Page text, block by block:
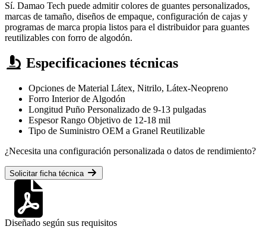
Sí. Damao Tech puede admitir colores de guantes personalizados,
marcas de tamaño, diseños de empaque, configuración de cajas y
programas de marca propia listos para el distribuidor para guantes
reutilizables con forro de algodón.
Especificaciones técnicas
Opciones de Material Látex, Nitrilo, Látex-Neopreno
Forro Interior de Algodón
Longitud Puño Personalizado de 9-13 pulgadas
Espesor Rango Objetivo de 12-18 mil
Tipo de Suministro OEM a Granel Reutilizable
¿Necesita una configuración personalizada o datos de rendimiento?
Solicitar ficha técnica
Diseñado según sus requisitos